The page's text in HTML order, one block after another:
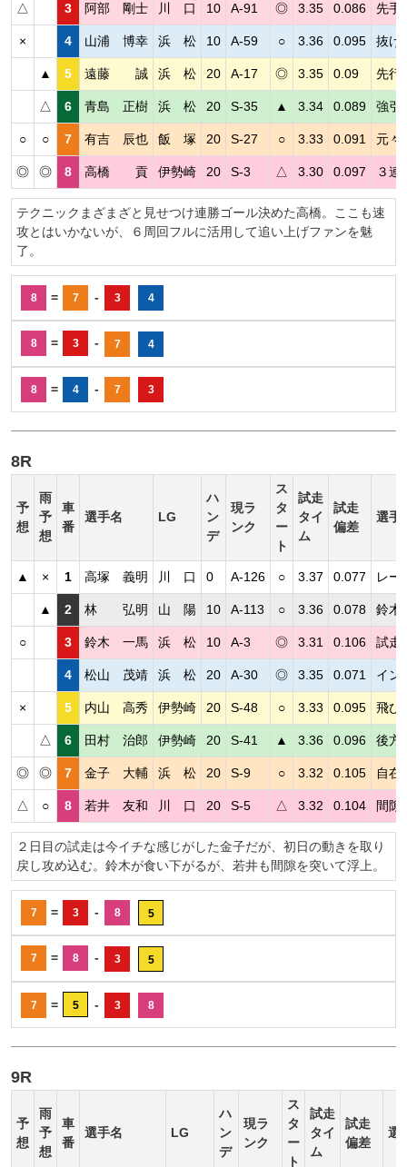
△ 3 阿部 剛士 川 口 10 A-91 ◎ 3.35 0.086 先手
× 4 山浦 博幸 浜 松 10 A-59 ○ 3.36 0.095 抜け
▲ 5 遠藤 誠 浜 松 20 A-17 ◎ 3.35 0.09 先行
△ 6 青島 正樹 浜 松 20 S-35 ▲ 3.34 0.089 強引
○ ○ 7 有吉 辰也 飯 塚 20 S-27 ○ 3.33 0.091 元々
◎ ◎ 8 高橋 貢 伊勢崎 20 S-3 △ 3.30 0.097 ３連
テクニックまざまざと見せつけ連勝ゴール決めた高橋。ここも速
攻とはいかないが、６周回フルに活用して追い上げファンを魅
了。
8 = 7 - 3 4
8 = 3 - 7 4
8 = 4 - 7 3
8R
予
想
雨
予
想
車
番
選手名 LG
ハ
ン
デ
現ラ
ンク
ス
タ
ー
ト
試走
タイ
ム
試走
偏差
選手
▲ × 1 高塚 義明 川 口 0 A-126 ○ 3.37 0.077 レー
▲ 2 林 弘明 山 陽 10 A-113 ○ 3.36 0.078 鈴木
○ 3 鈴木 一馬 浜 松 10 A-3 ◎ 3.31 0.106 試走
4 松山 茂靖 浜 松 20 A-30 ◎ 3.35 0.071 イン
× 5 内山 高秀 伊勢崎 20 S-48 ○ 3.33 0.095 飛び
△ 6 田村 治郎 伊勢崎 20 S-41 ▲ 3.36 0.096 後方
◎ ◎ 7 金子 大輔 浜 松 20 S-9 ○ 3.32 0.105 自在
△ ○ 8 若井 友和 川 口 20 S-5 △ 3.32 0.104 間隙
２日目の試走は今イチな感じがした金子だが、初日の動きを取り
戻し攻め込む。鈴木が食い下がるが、若井も間隙を突いて浮上。
7 = 3 - 8 5
7 = 8 - 3 5
7 = 5 - 3 8
9R
予
想
雨
予
想
車
番
選手名 LG
ハ
ン
デ
現ラ
ンク
ス
タ
ー
ト
試走
タイ
ム
試走
偏差
選